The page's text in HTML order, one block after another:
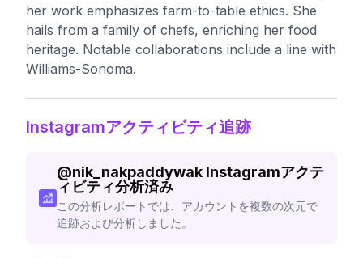
her work emphasizes farm-to-table ethics. She
hails from a family of chefs, enriching her food
heritage. Notable collaborations include a line with
Williams-Sonoma.
Instagramアクティビティ追跡
@nik_nakpaddywak Instagramアクテ
ィビティ分析済み
この分析レポートでは、アカウントを複数の次元で
追跡および分析しました。